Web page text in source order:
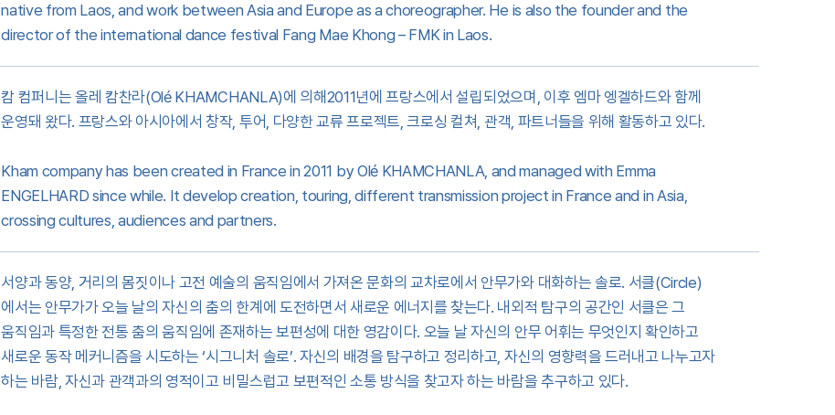
native from Laos, and work between Asia and Europe as a choreographer. He is also the founder and the
director of the international dance festival Fang Mae Khong – FMK in Laos.
캄 컴퍼니는 올레 캄찬라(Olé KHAMCHANLA)에 의해2011년에 프랑스에서 설립되었으며, 이후 엠마 엥겔하드와 함께
운영돼 왔다. 프랑스와 아시아에서 창작, 투어, 다양한 교류 프로젝트, 크로싱 컬쳐, 관객, 파트너들을 위해 활동하고 있다.
Kham company has been created in France in 2011 by Olé KHAMCHANLA, and managed with Emma
ENGELHARD since while. It develop creation, touring, different transmission project in France and in Asia,
crossing cultures, audiences and partners.
서양과 동양, 거리의 몸짓이나 고전 예술의 움직임에서 가져온 문화의 교차로에서 안무가와 대화하는 솔로. 서클(Circle)
에서는 안무가가 오늘 날의 자신의 춤의 한계에 도전하면서 새로운 에너지를 찾는다. 내외적 탐구의 공간인 서클은 그
움직임과 특정한 전통 춤의 움직임에 존재하는 보편성에 대한 영감이다. 오늘 날 자신의 안무 어휘는 무엇인지 확인하고
새로운 동작 메커니즘을 시도하는 ‘시그니처 솔로’. 자신의 배경을 탐구하고 정리하고, 자신의 영향력을 드러내고 나누고자
하는 바람, 자신과 관객과의 영적이고 비밀스럽고 보편적인 소통 방식을 찾고자 하는 바람을 추구하고 있다.